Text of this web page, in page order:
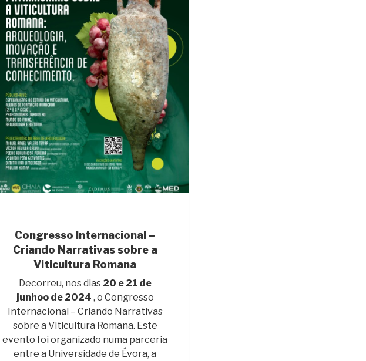
Congresso Internacional –
Criando Narrativas sobre a
Viticultura Romana
Decorreu, nos dias 20 e 21 de
junhoo de 2024 , o Congresso
Internacional – Criando Narrativas
sobre a Viticultura Romana. Este
evento foi organizado numa parceria
entre a Universidade de Évora, a